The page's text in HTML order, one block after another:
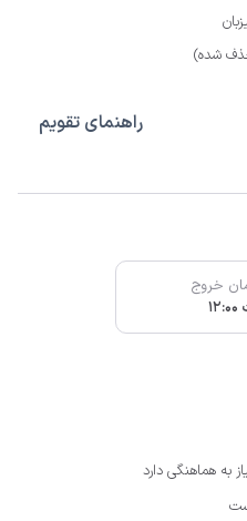
راهنمای تقویم
خروج
به هماهنگی دارد